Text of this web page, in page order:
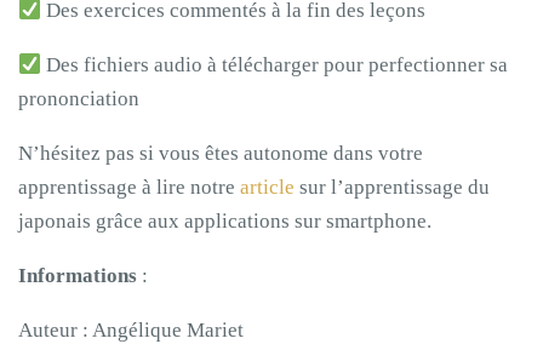
Des exercices commentés à la fin des leçons
Des fichiers audio à télécharger pour perfectionner sa
prononciation
N’hésitez pas si vous êtes autonome dans votre
apprentissage à lire notre article sur l’apprentissage du
japonais grâce aux applications sur smartphone.
Informations :
Auteur : Angélique Mariet